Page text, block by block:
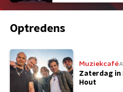
Optredens
Muziekcafé
Zaterdag in
Hout